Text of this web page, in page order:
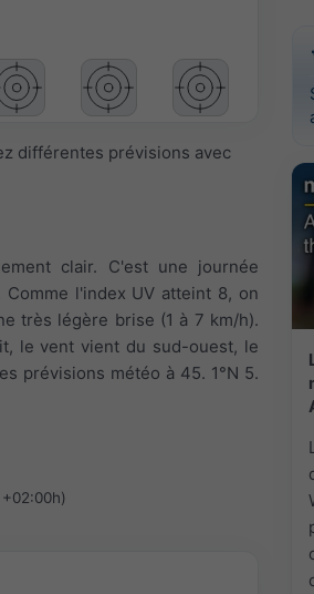
différentes prévisions avec
clair. C'est une journée
l'index UV atteint 8, on
très légère brise (1 à 7 km/h).
le vent vient du sud-ouest, le
prévisions météo à 45. 1°N 5.